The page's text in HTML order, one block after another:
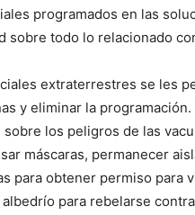
programados en las
todo lo relacionado
extraterrestres se les
y eliminar la
los peligros de las
máscaras, permanecer
para obtener permiso para
para rebelarse